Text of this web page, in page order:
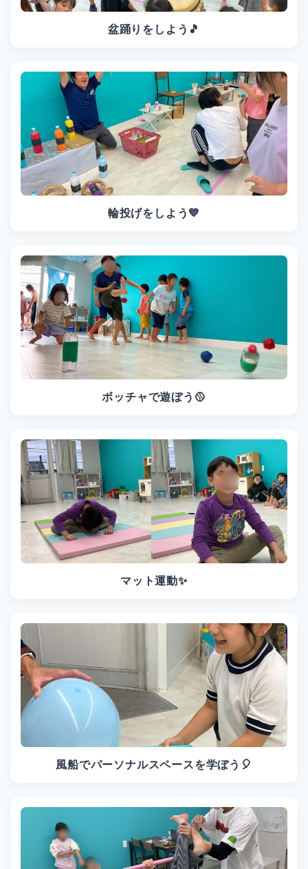
盆踊りをしよう🎵
輪投げをしよう💙
ボッチャで遊ぼう🥎
マット運動✨
風船でパーソナルスペースを学ぼう🎈